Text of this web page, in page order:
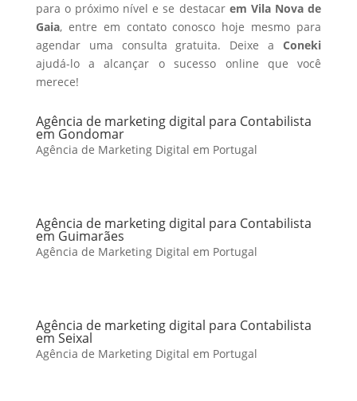
para o próximo nível e se destacar em Vila Nova de
Gaia, entre em contato conosco hoje mesmo para
agendar uma consulta gratuita. Deixe aConeki
ajudá-lo a alcançar o sucesso online que você
merece!
Agência de marketing digital para Contabilista
em Gondomar
Agência de Marketing Digital em Portugal
Agência de marketing digital para Contabilista
em Guimarães
Agência de Marketing Digital em Portugal
Agência de marketing digital para Contabilista
em Seixal
Agência de Marketing Digital em Portugal